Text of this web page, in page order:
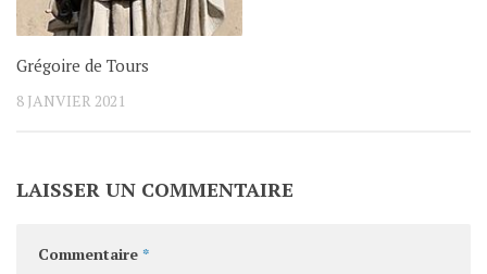
Grégoire de Tours
8 JANVIER 2021
LAISSER UN COMMENTAIRE
Commentaire *